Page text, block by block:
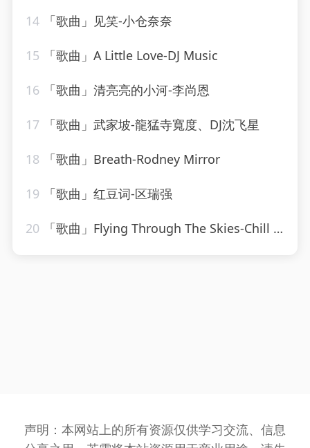
14 「歌曲」见笑-小仓奈奈
15 「歌曲」A Little Love-DJ Music
16 「歌曲」清亮亮的小河-李尚恩
17 「歌曲」武家坡-龍猛寺寬度、DJ沈飞星
18 「歌曲」Breath-Rodney Mirror
19 「歌曲」红豆词-区瑞强
20 「歌曲」Flying Through The Skies-Chill Hip-Hop Beats、LofiCentral、Lo-Fi Beats
声明：本网站上的所有资源仅供学习交流、信息